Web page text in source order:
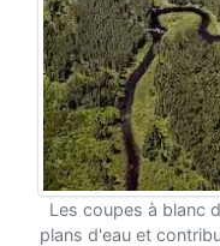
Les coupes à blanc
plans d'eau et